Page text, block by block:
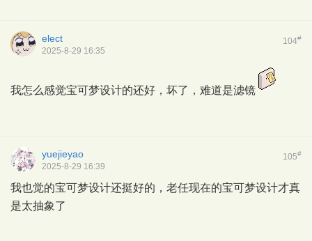
104#
elect
2025-8-29 16:35
我怎么感觉宝可梦设计的还好，坏了，难道是滤镜
105#
yuejieyao
2025-8-29 16:39
我也觉的宝可梦设计还挺好的，老任现在的宝可梦设计才真
是太抽象了